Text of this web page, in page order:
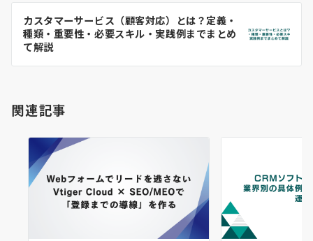
ン
カスタマーサービス（顧客対応）とは？定義・
種類・重要性・必要スキル・実践例までまとめ
て解説
関連記事